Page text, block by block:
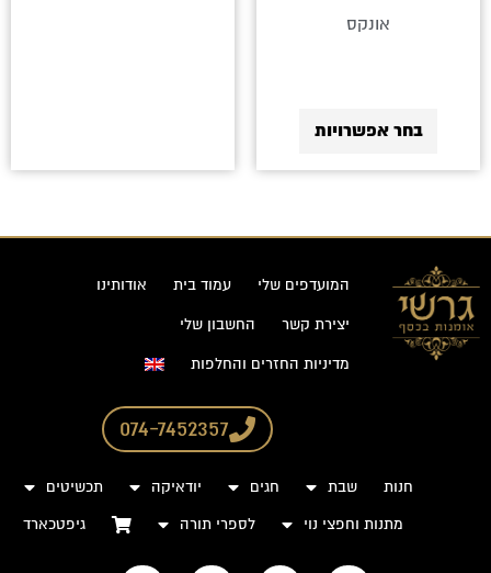
אונקס
בחר אפשרויות
המועדפים שלי עמוד בית אודותינו
יצירת קשר החשבון שלי
מדיניות החזרים והחלפות
074-7452357
חנות שבת חגים יודאיקה
תכשיטים
מתנות וחפצי נוי
לספרי תורה גיפטכארד